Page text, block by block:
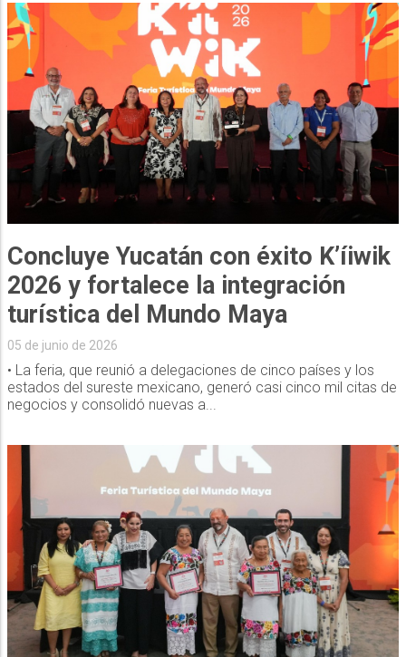
Concluye Yucatán con éxito K’íiwik
2026 y fortalece la integración
turística del Mundo Maya
05 de junio de 2026
• La feria, que reunió a delegaciones de cinco países y los
estados del sureste mexicano, generó casi cinco mil citas de
negocios y consolidó nuevas a...